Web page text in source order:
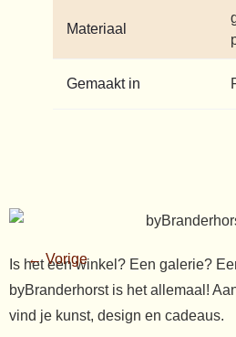
← Vorige
Materiaal
Gemaakt in
Is het een winkel? Een galerie?
byBranderhorst is het allemaal!
vind je kunst, design en cadeaus.